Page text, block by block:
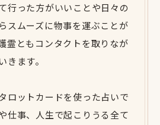
行った方がいいことや日々の
スムーズに物事を運ぶことが
霊ともコンタクトを取りなが
きます。
ロットカードを使った占いで
仕事、人生で起こりうる全て